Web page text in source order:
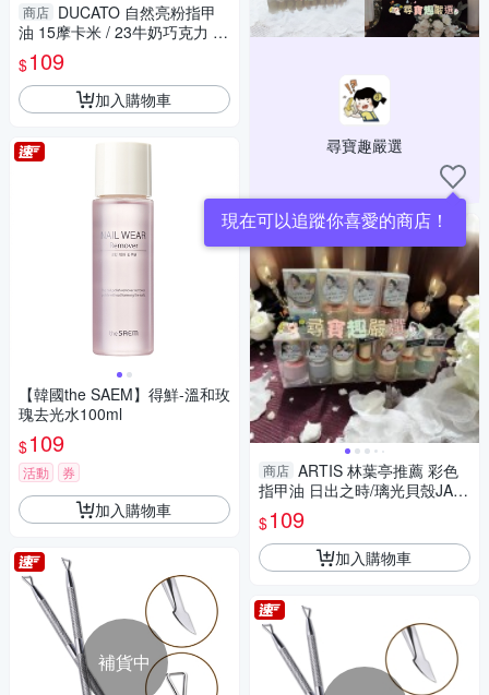
商店 DUCATO 自然亮粉指甲
油 15摩卡米 / 23牛奶巧克力 11
ml
$109
加入購物車
【韓國the SAEM】得鮮-溫和玫
瑰去光水100ml
$109
活動 券
加入購物車
補貨中
尋寶趣嚴選
商店 ARTIS 林葉亭推薦 彩色
指甲油 日出之時/璃光貝殼JA2
1/夏日雪白JA01/微光蜜桃JA2
2/蒼翠之泉JA10/山林湖
$109
加入購物車